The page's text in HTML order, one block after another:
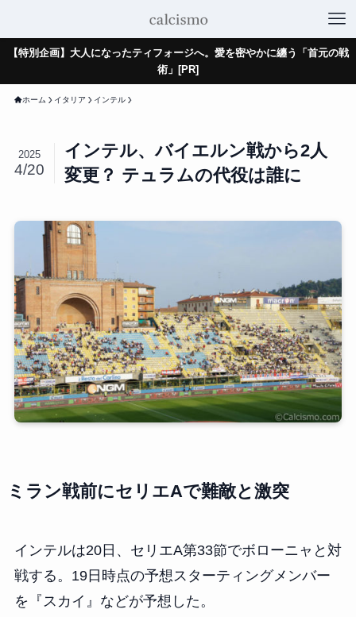
【特別企画】大人になったティフォージへ。愛を密やかに纏う「首元の戦
術」[PR]
ホーム イタリア インテル
インテル、バイエルン戦から2人
変更？ テュラムの代役は誰に
2025
4/20
ミラン戦前にセリエAで難敵と激突
インテルは20日、セリエA第33節でボローニャと対
戦する。19日時点の予想スターティングメンバー
を『スカイ』などが予想した。